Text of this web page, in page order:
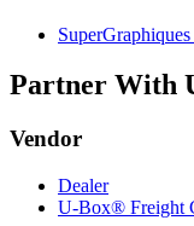
SuperGraphiques
Partner With
Vendor
Dealer
U-Box® Freight